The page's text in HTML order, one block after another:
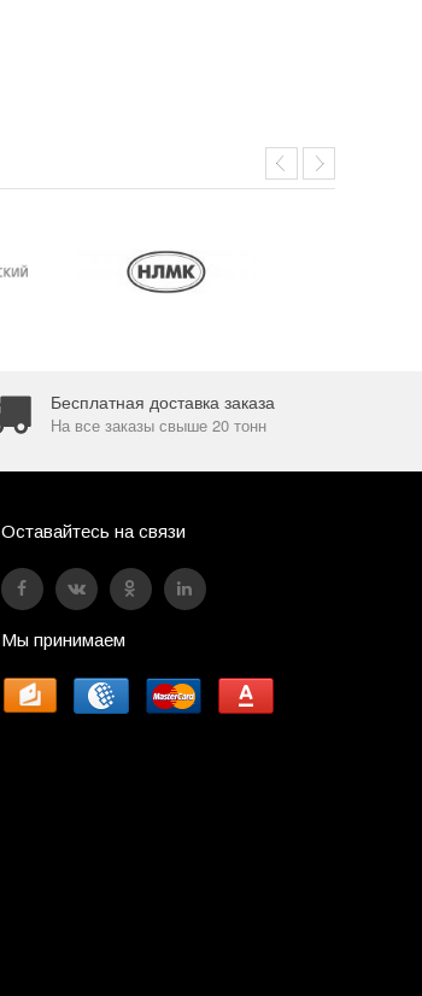
Бесплатная доставка заказа
На все заказы свыше 20 тонн
Оставайтесь на связи
Мы принимаем